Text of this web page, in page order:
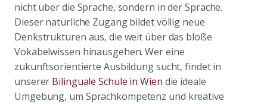
nicht über die Sprache, sondern in der Sprache.
Dieser natürliche Zugang bildet völlig neue
Denkstrukturen aus, die weit über das bloße
Vokabelwissen hinausgehen. Wer eine
zukunftsorientierte Ausbildung sucht, findet in
unserer Bilinguale Schule in Wien die ideale
Umgebung, um Sprachkompetenz und kreative